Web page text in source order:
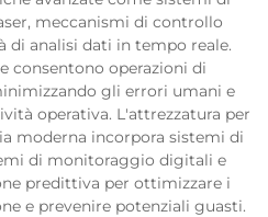
meccanismi di controllo
di analisi dati in tempo reale.
consentono operazioni di
gli errori umani e
operativa. L'attrezzatura per
moderna incorpora sistemi di
di monitoraggio digitali e
predittiva per ottimizzare i
e prevenire potenziali guasti.